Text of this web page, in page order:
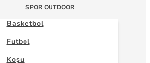
SPOR OUTDOOR
Basketbol
Futbol
Koşu